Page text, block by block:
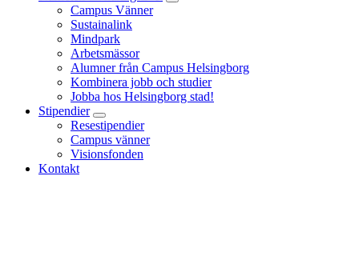
Campus Vänner
Sustainalink
Mindpark
Arbetsmässor
Alumner från Campus Helsingborg
Kombinera jobb och studier
Jobba hos Helsingborg stad!
Stipendier
Resestipendier
Campus vänner
Visionsfonden
Kontakt